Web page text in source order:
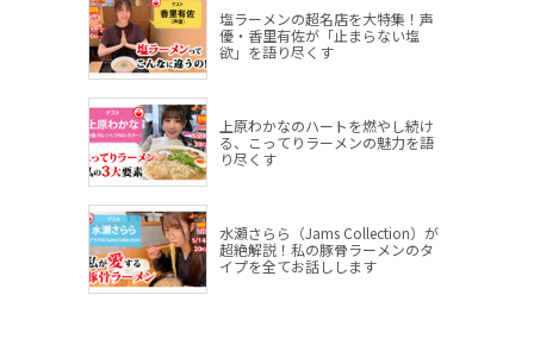
塩ラーメンの超名店を大特集！声
優・香里有佐が「止まらない塩
欲」を語り尽くす
上原わかなのハートを燃やし続け
る、こってりラーメンの魅力を語
り尽くす
水瀬さらら（Jams Collection）が
超絶解説！私の豚骨ラーメンのタ
イプを全てお話しします